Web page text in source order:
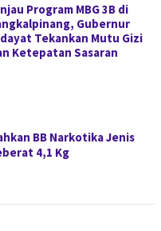
Program MBG 3B di
Gubernur
Tekankan Mutu Gizi
Ketepatan Sasaran
BB Narkotika Jenis
4,1 Kg